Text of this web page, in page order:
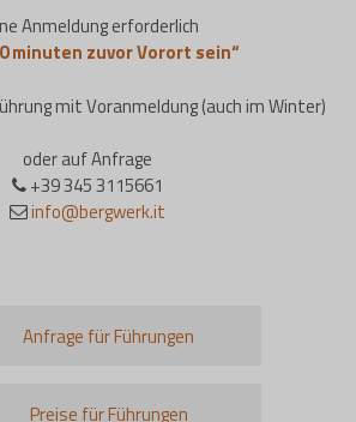
Anmeldung erforderlich
minuten zuvor Vorort sein“
mit Voranmeldung (auch im Winter)
oder auf Anfrage
+39 345 3115661
info@bergwerk.it
Anfrage für Führungen
Preise für Führungen